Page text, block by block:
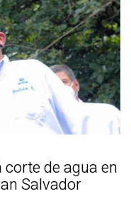
de agua en
Salvador